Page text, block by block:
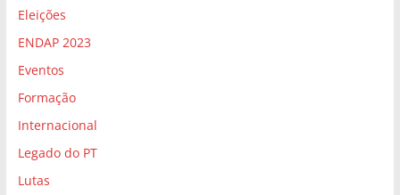
Eleições
ENDAP 2023
Eventos
Formação
Internacional
Legado do PT
Lutas